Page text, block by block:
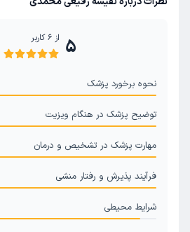
5 از 6کاربر
نحوه برخورد پزشک
توضیح پزشک در هنگام ویزیت
مهارت پزشک در تشخیص و درمان
فرآیند پذیرش و رفتار منشی
شرایط محیطی